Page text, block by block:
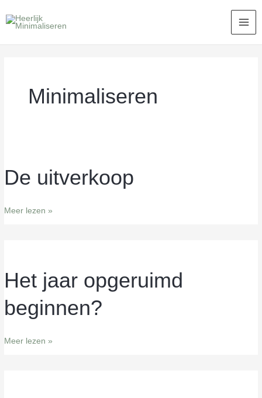
naar
Minimaliseren
De uitverkoop
De
uitverkoop
Meer lezen »
Het jaar opgeruimd
beginnen?
Het
jaar
opgeruimd
beginnen?
Meer lezen »